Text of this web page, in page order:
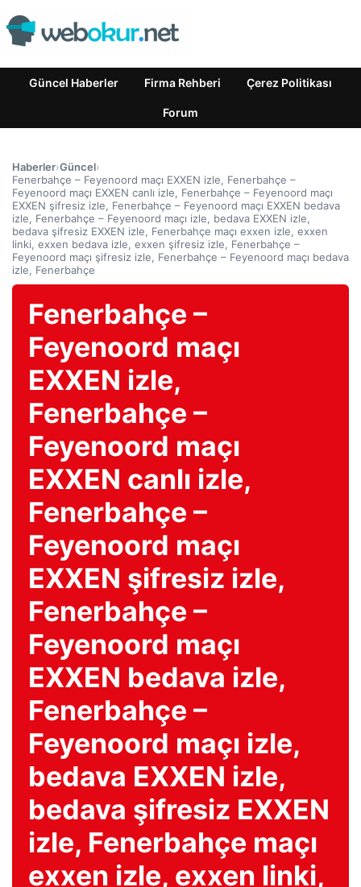
Güncel Haberler Firma Rehberi Çerez Politikası
Forum
Haberler›Güncel›
Fenerbahçe – Feyenoord maçı EXXEN izle, Fenerbahçe –
Feyenoord maçı EXXEN canlı izle, Fenerbahçe – Feyenoord maçı
EXXEN şifresiz izle, Fenerbahçe – Feyenoord maçı EXXEN bedava
izle, Fenerbahçe – Feyenoord maçı izle, bedava EXXEN izle,
bedava şifresiz EXXEN izle, Fenerbahçe maçı exxen izle, exxen
linki, exxen bedava izle, exxen şifresiz izle, Fenerbahçe –
Feyenoord maçı şifresiz izle, Fenerbahçe – Feyenoord maçı bedava
izle, Fenerbahçe
Fenerbahçe –
Feyenoord maçı
EXXEN izle,
Fenerbahçe –
Feyenoord maçı
EXXEN canlı izle,
Fenerbahçe –
Feyenoord maçı
EXXEN şifresiz izle,
Fenerbahçe –
Feyenoord maçı
EXXEN bedava izle,
Fenerbahçe –
Feyenoord maçı izle,
bedava EXXEN izle,
bedava şifresiz EXXEN
izle, Fenerbahçe maçı
exxen izle, exxen linki,